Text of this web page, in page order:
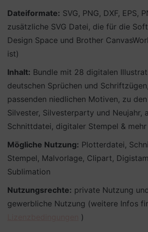
Dateiformate: SVG, PNG, DXF, EPS,
zusätzliche SVG Datei, die für die
Design Space und Brother
ist)
Inhalt: Bundle mit 28 digitalen
deutschen Sprüchen und
passenden niedlichen Motiven, zu
Silvester, Silvesterparty und Neujahr,
Schnittdatei, digitaler Stempel & mehr
Mögliche Nutzung: Plotterdatei,
Stempel, Malvorlage, Clipart,
Sublimation
Nutzungsrechte: private Nutzung
gewerbliche Nutzung (weitere Infos
)